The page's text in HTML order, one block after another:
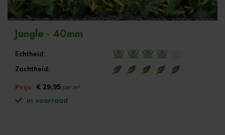
Jungle - 40mm
Echtheid:
Zachtheid:
Prijs € 29,95 per m²
in voorraad